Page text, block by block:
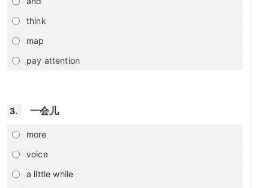
think
map
pay attention
3. 一会儿
more
voice
a little while